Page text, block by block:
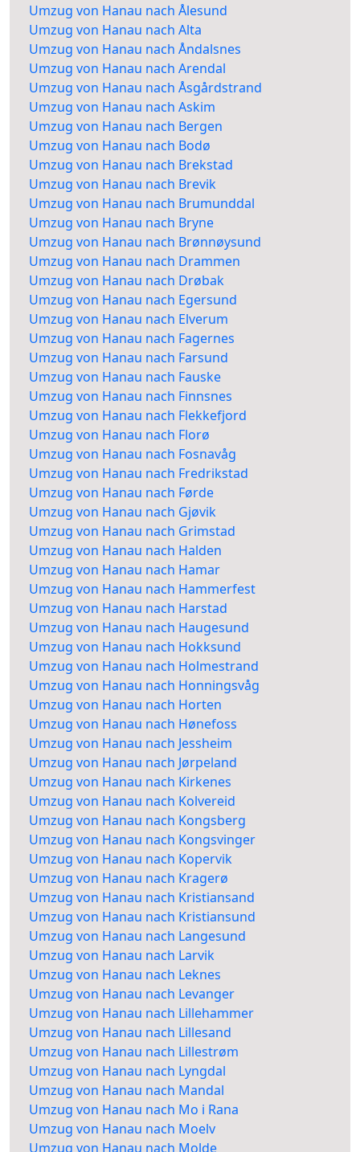
Umzug von Hanau nach Ålesund
Umzug von Hanau nach Alta
Umzug von Hanau nach Åndalsnes
Umzug von Hanau nach Arendal
Umzug von Hanau nach Åsgårdstrand
Umzug von Hanau nach Askim
Umzug von Hanau nach Bergen
Umzug von Hanau nach Bodø
Umzug von Hanau nach Brekstad
Umzug von Hanau nach Brevik
Umzug von Hanau nach Brumunddal
Umzug von Hanau nach Bryne
Umzug von Hanau nach Brønnøysund
Umzug von Hanau nach Drammen
Umzug von Hanau nach Drøbak
Umzug von Hanau nach Egersund
Umzug von Hanau nach Elverum
Umzug von Hanau nach Fagernes
Umzug von Hanau nach Farsund
Umzug von Hanau nach Fauske
Umzug von Hanau nach Finnsnes
Umzug von Hanau nach Flekkefjord
Umzug von Hanau nach Florø
Umzug von Hanau nach Fosnavåg
Umzug von Hanau nach Fredrikstad
Umzug von Hanau nach Førde
Umzug von Hanau nach Gjøvik
Umzug von Hanau nach Grimstad
Umzug von Hanau nach Halden
Umzug von Hanau nach Hamar
Umzug von Hanau nach Hammerfest
Umzug von Hanau nach Harstad
Umzug von Hanau nach Haugesund
Umzug von Hanau nach Hokksund
Umzug von Hanau nach Holmestrand
Umzug von Hanau nach Honningsvåg
Umzug von Hanau nach Horten
Umzug von Hanau nach Hønefoss
Umzug von Hanau nach Jessheim
Umzug von Hanau nach Jørpeland
Umzug von Hanau nach Kirkenes
Umzug von Hanau nach Kolvereid
Umzug von Hanau nach Kongsberg
Umzug von Hanau nach Kongsvinger
Umzug von Hanau nach Kopervik
Umzug von Hanau nach Kragerø
Umzug von Hanau nach Kristiansand
Umzug von Hanau nach Kristiansund
Umzug von Hanau nach Langesund
Umzug von Hanau nach Larvik
Umzug von Hanau nach Leknes
Umzug von Hanau nach Levanger
Umzug von Hanau nach Lillehammer
Umzug von Hanau nach Lillesand
Umzug von Hanau nach Lillestrøm
Umzug von Hanau nach Lyngdal
Umzug von Hanau nach Mandal
Umzug von Hanau nach Mo i Rana
Umzug von Hanau nach Moelv
Umzug von Hanau nach Molde